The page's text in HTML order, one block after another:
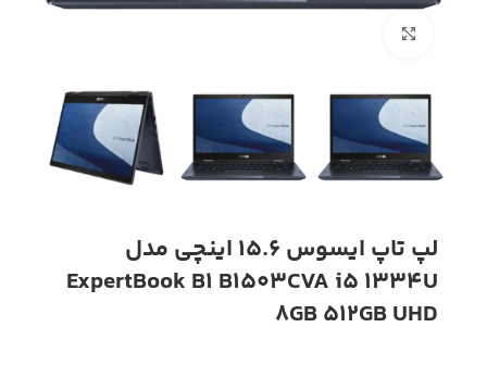
لپ تاپ ایسوس 15.6 اینچی مدل
ExpertBook B1 B1503CVA i5 1334U
8GB 512GB UHD